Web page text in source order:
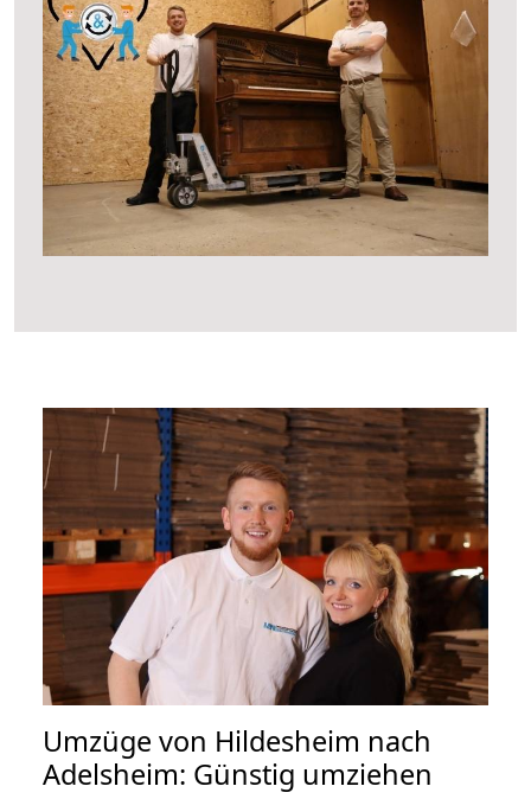
Umzüge von Hildesheim nach
Adelsheim: Günstig umziehen